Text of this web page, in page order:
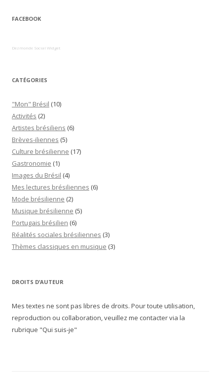
FACEBOOK
Dezmonde Social Widget
CATÉGORIES
"Mon" Brésil (10)
Activités (2)
Artistes brésiliens (6)
Brèves-iliennes (5)
Culture brésilienne (17)
Gastronomie (1)
Images du Brésil (4)
Mes lectures brésiliennes (6)
Mode brésilienne (2)
Musique brésilienne (5)
Portugais brésilien (6)
Réalités sociales brésiliennes (3)
Thèmes classiques en musique (3)
DROITS D’AUTEUR
Mes textes ne sont pas libres de droits. Pour toute utilisation,
reproduction ou collaboration, veuillez me contacter via la
rubrique "Qui suis-je"